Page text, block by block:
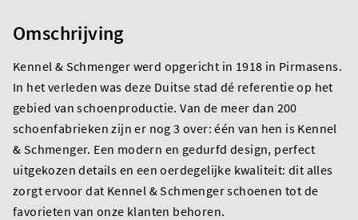
Omschrijving
Kennel & Schmenger werd opgericht in 1918 in Pirmasens.
In het verleden was deze Duitse stad dé referentie op het
gebied van schoenproductie. Van de meer dan 200
schoenfabrieken zijn er nog 3 over: één van hen is Kennel
& Schmenger. Een modern en gedurfd design, perfect
uitgekozen details en een oerdegelijke kwaliteit: dit alles
zorgt ervoor dat Kennel & Schmenger schoenen tot de
favorieten van onze klanten behoren.